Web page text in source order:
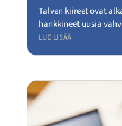
Talven kiireet ovat
hankkineet uusia
LUE LISÄÄ